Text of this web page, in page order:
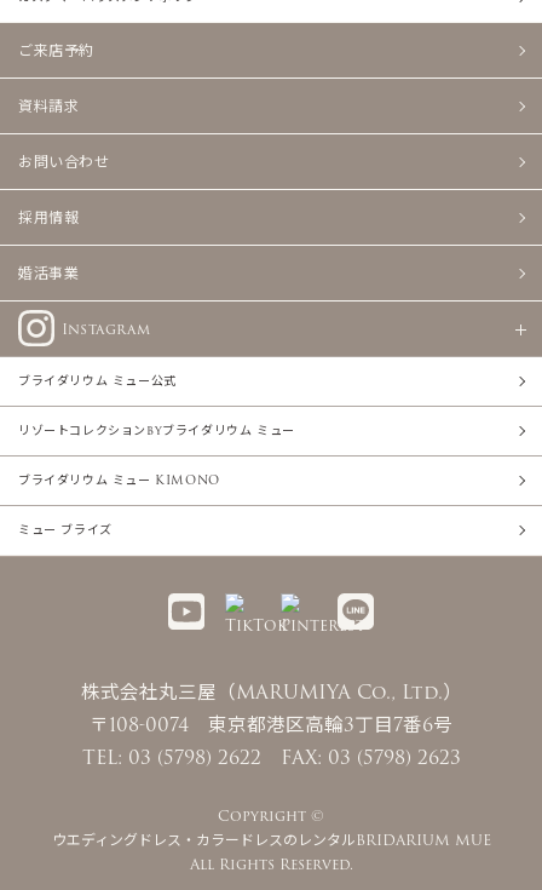
ご来店予約
資料請求
お問い合わせ
採用情報
婚活事業
Instagram
ブライダリウム ミュー公式
リゾートコレクションbyブライダリウム ミュー
ブライダリウム ミュー KIMONO
ミュー ブライズ
株式会社丸三屋（MARUMIYA Co., Ltd.）
〒108-0074 東京都港区高輪3丁目7番6号
TEL: 03 (5798) 2622 FAX: 03 (5798) 2623
Copyright ©
ウエディングドレス・カラードレスのレンタルBRIDARIUM MUE
All Rights Reserved.